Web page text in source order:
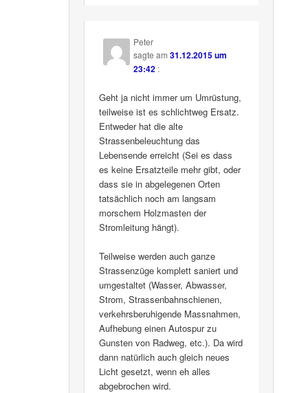
Peter
sagte am31.12.2015 um
23:42 :
Geht ja nicht immer um Umrüstung,
teilweise ist es schlichtweg Ersatz.
Entweder hat die alte
Strassenbeleuchtung das
Lebensende erreicht (Sei es dass
es keine Ersatzteile mehr gibt, oder
dass sie in abgelegenen Orten
tatsächlich noch am langsam
morschem Holzmasten der
Stromleitung hängt).
Teilweise werden auch ganze
Strassenzüge komplett saniert und
umgestaltet (Wasser, Abwasser,
Strom, Strassenbahnschienen,
verkehrsberuhigende Massnahmen,
Aufhebung einen Autospur zu
Gunsten von Radweg, etc.). Da wird
dann natürlich auch gleich neues
Licht gesetzt, wenn eh alles
abgebrochen wird.